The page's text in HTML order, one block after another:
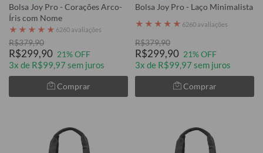
Bolsa Joy Pro - Corações Arco-
Íris com Nome
★ ★ ★ ★ ★ 6260 avaliações
R$379,90
R$299,90 21% OFF
3x de R$99,97 sem juros
Comprar
Bolsa Joy Pro - Laço Minimalista
★ ★ ★ ★ ★ 6260 avaliações
R$379,90
R$299,90 21% OFF
3x de R$99,97 sem juros
Comprar